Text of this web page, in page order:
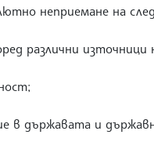
неприемане на
различни източници
в държавата и